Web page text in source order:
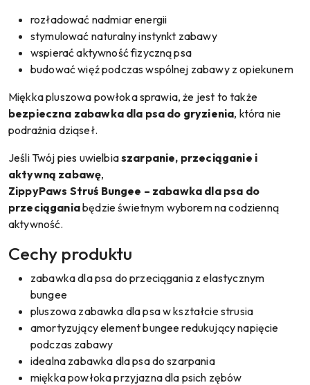
rozładować nadmiar energii
stymulować naturalny instynkt zabawy
wspierać aktywność fizyczną psa
budować więź podczas wspólnej zabawy z opiekunem
Miękka pluszowa powłoka sprawia, że jest to także
bezpieczna zabawka dla psa do gryzienia, która nie
podrażnia dziąseł.
Jeśli Twój pies uwielbiaszarpanie, przeciąganie i
aktywną zabawę,
ZippyPaws Struś Bungee – zabawka dla psa do
przeciąganiabędzie świetnym wyborem na codzienną
aktywność.
Cechy produktu
zabawka dla psa do przeciągania z elastycznym
bungee
pluszowa zabawka dla psa w kształcie strusia
amortyzujący element bungee redukujący napięcie
podczas zabawy
idealna zabawka dla psa do szarpania
miękka powłoka przyjazna dla psich zębów